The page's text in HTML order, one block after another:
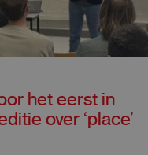
het eerst in
over ‘place’